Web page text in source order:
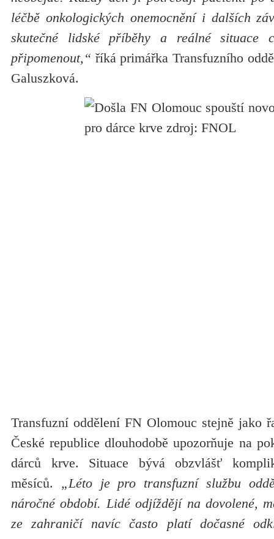
léčbě onkologických onemocnění i dalších
skutečné lidské příběhy a reálné situace
připomenout,“ říká primářka Transfuzního
Galuszková.
Transfuzní oddělení FN Olomouc stejně jako
České republice dlouhodobě upozorňuje na
dárců krve. Situace bývá obzvlášť
měsíců. „Léto je pro transfuzní službu
náročné období. Lidé odjíždějí na dovolené,
ze zahraničí navíc často platí dočasné